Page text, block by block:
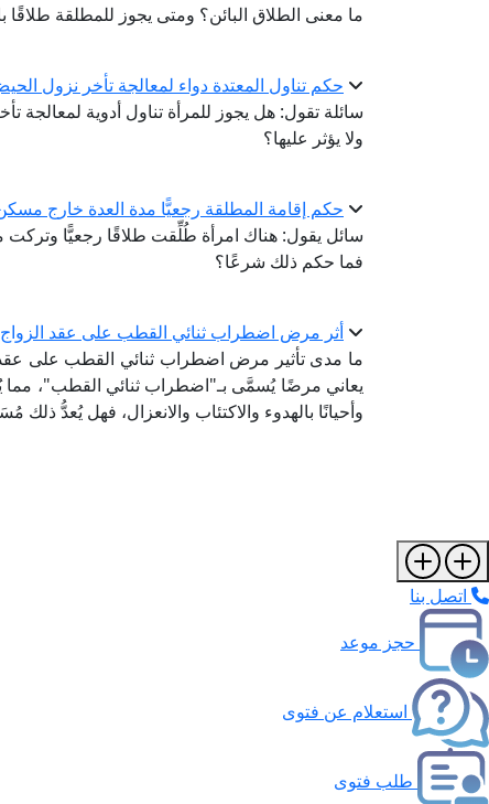
ما معنى الطلاق البائن؟ ومتى يجوز للمطلقة طلاقًا
حكم تناول المعتدة دواء لمعالجة تأخر نزول
سائلة تقول: هل يجوز للمرأة تناول أدوية لمعالجة
ولا يؤثر عليها؟
حكم إقامة المطلقة رجعيًّا مدة العدة خارج مسكن
سائل يقول: هناك امرأة طُلِّقت طلاقًا رجعيًّا وتركت
فما حكم ذلك شرعًا؟
أثر مرض اضطراب ثنائي القطب على عقد الزواج
ما مدى تأثير مرض اضطراب ثنائي القطب على عقد
يعاني مرضًا يُسمَّى بـ"اضطراب ثنائي القطب"، مما
وأحيانًا بالهدوء والاكتئاب والانعزال، فهل يُعدُّ
اتصل بنا
حجز موعد
استعلام عن فتوى
طلب فتوى